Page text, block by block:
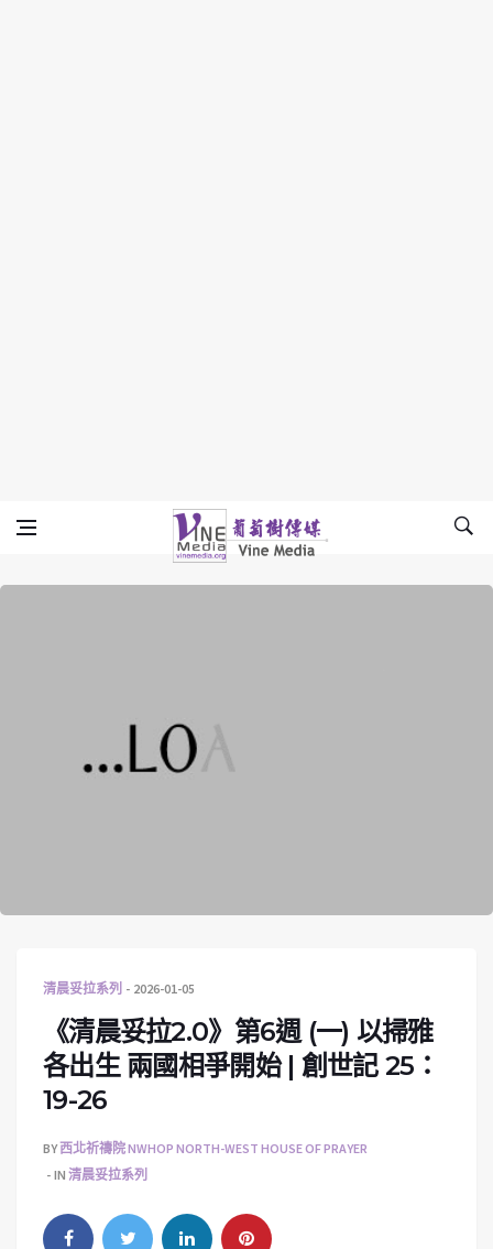
Vine Media
葡萄樹傳媒
清晨妥拉系列 2026-01-05
《清晨妥拉2.0》第6週 (一) 以掃雅
各出生 兩國相爭開始 | 創世記 25：
19-26
BY西北祈禱院 NWHOP NORTH-WEST HOUSE OF PRAYER
IN 清晨妥拉系列